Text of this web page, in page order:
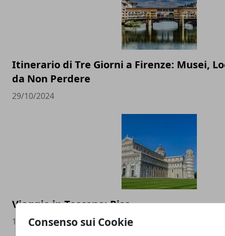
Consenso sui Cookie
Itinerario di Tre Giorni a Firenze: Musei,
da Non Perdere
29/10/2024
Viaggio in Toscana: Pisa
13/09/2024